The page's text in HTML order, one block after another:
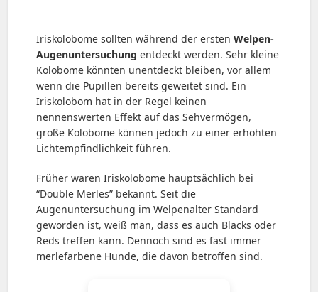
Iriskolobome sollten während der erstenWelpen-
Augenuntersuchung entdeckt werden. Sehr kleine
Kolobome könnten unentdeckt bleiben, vor allem
wenn die Pupillen bereits geweitet sind. Ein
Iriskolobom hat in der Regel keinen
nennenswerten Effekt auf das Sehvermögen,
große Kolobome können jedoch zu einer erhöhten
Lichtempfindlichkeit führen.
Früher waren Iriskolobome hauptsächlich bei
“Double Merles” bekannt. Seit die
Augenuntersuchung im Welpenalter Standard
geworden ist, weiß man, dass es auch Blacks oder
Reds treffen kann. Dennoch sind es fast immer
merlefarbene Hunde, die davon betroffen sind.